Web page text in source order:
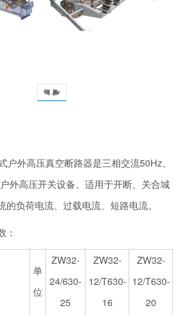
户外高压真空断路器是三相交流50Hz、
外高压开关设备。适用于开断、关合城
的负荷电流、过载电流、短路电流。
：
单
位
ZW32-
24/630-
25
ZW32-
12/T630-
16
ZW32-
12/T630-
20